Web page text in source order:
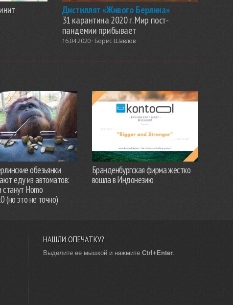
Дистиллят «Живого Берлина»
31 карантина 2020 г. Мир пост-
пандемии прибывает
16.04.2020 · Борис Шавлов
обезьянки
еду из автоматов:
станут Homo
(но это не точно)
Бранденбургская фирма жестко
вошла в Индонезию
НАШЛИ ОПЕЧАТКУ?
Выделите ее мышкой и нажмите Ctrl+Enter